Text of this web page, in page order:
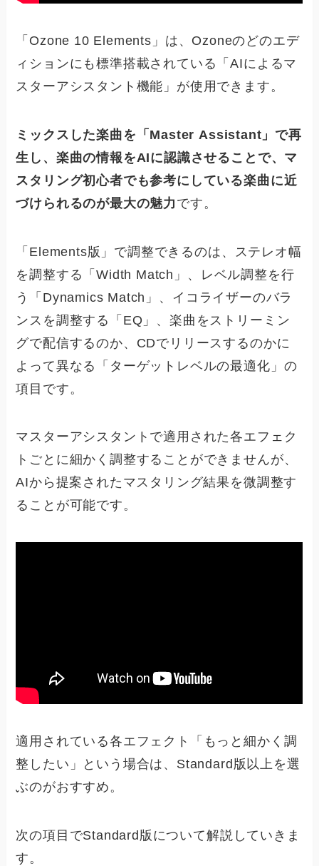
「Ozone 10 Elements」は、Ozoneのどのエデ
ィションにも標準搭載されている「AIによるマ
スターアシスタント機能」が使用できます。
ミックスした楽曲を「Master Assistant」で再
生し、楽曲の情報をAIに認識させることで、マ
スタリング初心者でも参考にしている楽曲に近
づけられるのが最大の魅力 です。
「Elements版」で調整できるのは、ステレオ幅
を調整する「Width Match」、レベル調整を行
う「Dynamics Match」、イコライザーのバラ
ンスを調整する「EQ」、楽曲をストリーミン
グで配信するのか、CDでリリースするのかに
よって異なる「ターゲットレベルの最適化」の
項目です。
マスターアシスタントで適用された各エフェク
トごとに細かく調整することができませんが、
AIから提案されたマスタリング結果を微調整す
ることが可能です。
適用されている各エフェクト「もっと細かく調
整したい」という場合は、Standard版以上を選
ぶのがおすすめ。
次の項目でStandard版について解説していきま
す。